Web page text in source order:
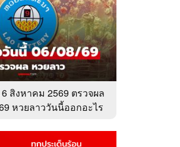
สิงหาคม 2569 ตรวจผล
หวยลาววันนี้ออกอะไร